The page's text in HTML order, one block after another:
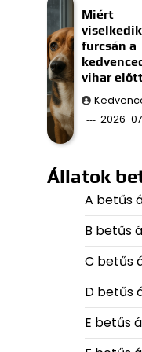
Miért
viselkedik
furcsán a
vihar
2026-
Állatok
A betűs
B betűs
C betűs
D betűs
E betűs